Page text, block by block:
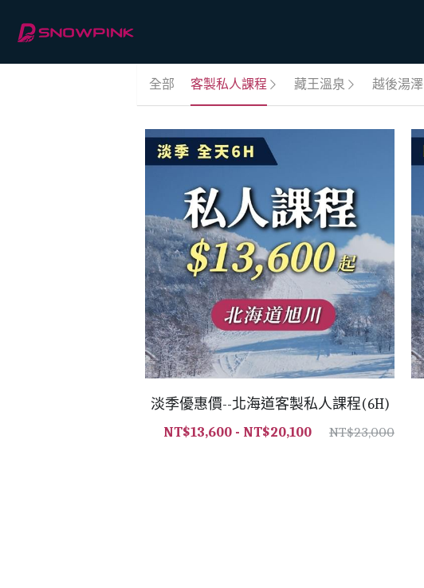
全部 客製私人課程 藏王溫泉 越後湯澤
淡季優惠價--北海道客製私人課程(6H)
NT$13,600 - NT$20,100
NT$23,000